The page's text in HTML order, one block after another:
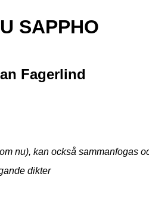
SAPPHO
Fagerlind
nu), kan också sammanfogas
dikter